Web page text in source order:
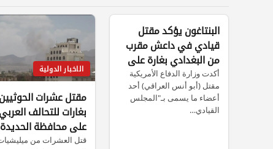
البنتاغون يؤكد مقتل
قيادي في داعش مقرب
من البغدادي بغارة على
الرقة
أكدت وزارة الدفاع الأمريكية
مقتل (أبو أنس العراقي) أحد
أعضاء ما يسمى بـ"المجلس
القيادي…
الاخبار الدولية
مقتل عشرات الحوثيين
بغارات للتحالف العربي
على محافظة الحديدة
اليمنية
قتل العشرات من